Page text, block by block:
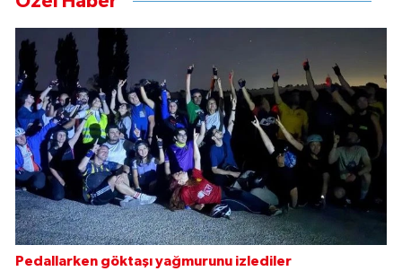
Pedallarken göktaşı yağmurunu izlediler